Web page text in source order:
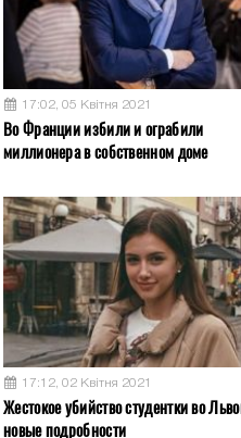
17:02, 05 Квітня 2021
Во Франции избили и ограбили
миллионера в собственном доме
17:12, 02 Квітня 2021
Жестокое убийство студентки во
новые подробности